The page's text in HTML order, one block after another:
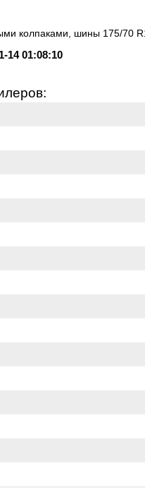
колпаками, шины 175/70
14 01:08:10